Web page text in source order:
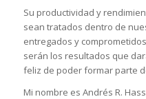
Su productividad y
sean tratados dentro de
entregados y
serán los resultados que
feliz de poder formar parte
Mi nombre es Andrés R.